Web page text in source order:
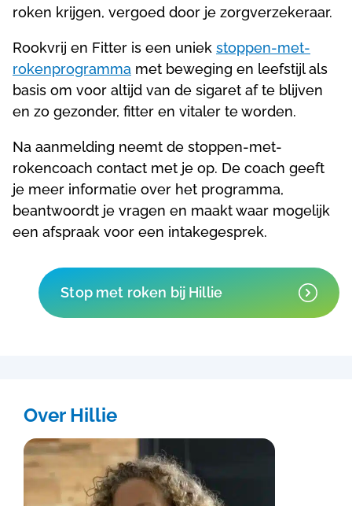
roken krijgen, vergoed door je zorgverzekeraar.
Rookvrij en Fitter is een uniek stoppen-met-
rokenprogramma met beweging en leefstijl als
basis om voor altijd van de sigaret af te blijven
en zo gezonder, fitter en vitaler te worden.
Na aanmelding neemt de stoppen-met-
rokencoach contact met je op. De coach geeft
je meer informatie over het programma,
beantwoordt je vragen en maakt waar mogelijk
een afspraak voor een intakegesprek.
Stop met roken bij Hillie
Over Hillie